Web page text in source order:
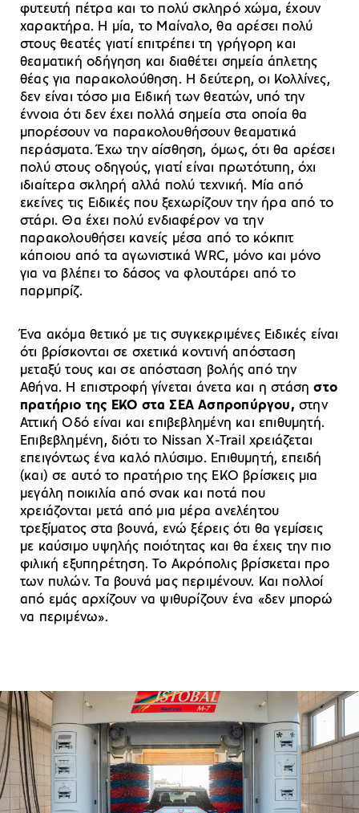
φυτευτή πέτρα και το πολύ σκληρό χώμα, έχουν
χαρακτήρα. Η μία, το Μαίναλο, θα αρέσει πολύ
στους θεατές γιατί επιτρέπει τη γρήγορη και
θεαματική οδήγηση και διαθέτει σημεία άπλετης
θέας για παρακολούθηση. Η δεύτερη, οι Κολλίνες,
δεν είναι τόσο μια Ειδική των θεατών, υπό την
έννοια ότι δεν έχει πολλά σημεία στα οποία θα
μπορέσουν να παρακολουθήσουν θεαματικά
περάσματα. Έχω την αίσθηση, όμως, ότι θα αρέσει
πολύ στους οδηγούς, γιατί είναι πρωτότυπη, όχι
ιδιαίτερα σκληρή αλλά πολύ τεχνική. Μία από
εκείνες τις Ειδικές που ξεχωρίζουν την ήρα από το
στάρι. Θα έχει πολύ ενδιαφέρον να την
παρακολουθήσει κανείς μέσα από το κόκπιτ
κάποιου από τα αγωνιστικά WRC, μόνο και μόνο
για να βλέπει το δάσος να φλουτάρει από το
παρμπρίζ.
Ένα ακόμα θετικό με τις συγκεκριμένες Ειδικές είναι
ότι βρίσκονται σε σχετικά κοντινή απόσταση
μεταξύ τους και σε απόσταση βολής από την
Αθήνα. Η επιστροφή γίνεται άνετα και η στάσηστο
πρατήριο της ΕΚΟ στα ΣΕΑ Ασπροπύργου, στην
Αττική Οδό είναι και επιβεβλημένη και επιθυμητή.
Επιβεβλημένη, διότι το Nissan X-Trail χρειάζεται
επειγόντως ένα καλό πλύσιμο. Επιθυμητή, επειδή
(και) σε αυτό το πρατήριο της ΕΚΟ βρίσκεις μια
μεγάλη ποικιλία από σνακ και ποτά που
χρειάζονται μετά από μια μέρα ανελέητου
τρεξίματος στα βουνά, ενώ ξέρεις ότι θα γεμίσεις
με καύσιμο υψηλής ποιότητας και θα έχεις την πιο
φιλική εξυπηρέτηση. Το Ακρόπολις βρίσκεται προ
των πυλών. Τα βουνά μας περιμένουν. Και πολλοί
από εμάς αρχίζουν να ψιθυρίζουν ένα «δεν μπορώ
να περιμένω».